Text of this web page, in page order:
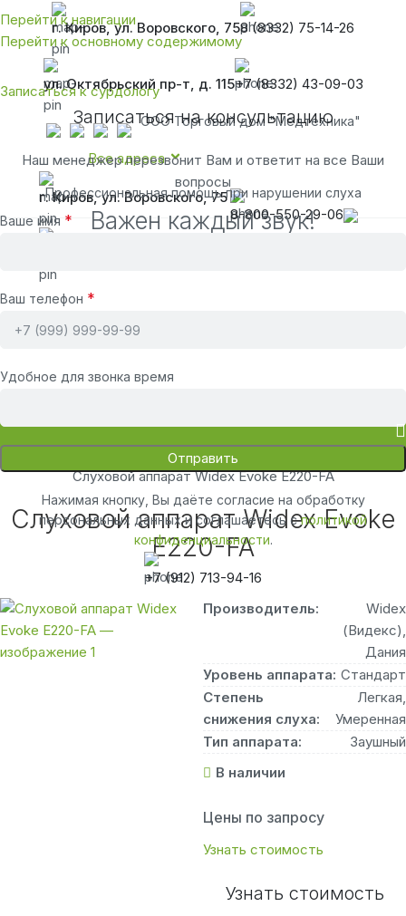
Перейти к навигации
Перейти к основному содержимому
г. Киров, ул. Воровского, 758 (8332) 75-14-26
ул. Октябрьский пр-т, д. 115+7 (8332) 43-09-03
ООО Торговый дом "Медтехника"
Все адреса
г. Киров, ул. Воровского, 75
8-800-550-29-06
Профессиональная помощь при нарушении слуха
Важен каждый звук!
Записаться к сурдологу
Записаться на консультацию
Наш менеджер перезвонит Вам и ответит на все Ваши
вопросы
Ваше имя *
Ваш телефон *
Удобное для звонка время
Нажимая кнопку, Вы даёте согласие на обработку
персональных данных и соглашаетесь сполитикой
конфиденциальности.
+7 (912) 713-94-16
Слуховые аппараты для пожилых людей
Слуховой аппарат Widex Evoke E220-FA
Слуховой аппарат Widex Evoke
E220-FA
Производитель:
Widex
(Видекс),
Дания
Уровень аппарата: Стандарт
Степень
снижения слуха:
Легкая,
Умеренная
Тип аппарата:
Заушный
В наличии
Цены по запросу
Узнать стоимость
Узнать стоимость